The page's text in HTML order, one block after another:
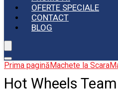
OFERTE SPECIALE
CONTACT
BLOG
Prima paginăMachete la Scara
Hot Wheels